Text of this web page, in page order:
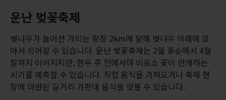
운난 벚꽃축제
벚나무가 늘어선 거리는 장장 2km에 달해 벚나무 아래에 앉
아서 쉬어갈 수 있습니다. 운난 벚꽃축제는 2월 중순에서 4월
말까지 이어지지만, 한두 주 전에서야 비로소 꽃이 만개하는
시기를 예측할 수 있습니다. 직접 음식을 가져오거나 축제 현
장에 마련된 길거리 가판대 음식을 맛볼 수 있습니다.